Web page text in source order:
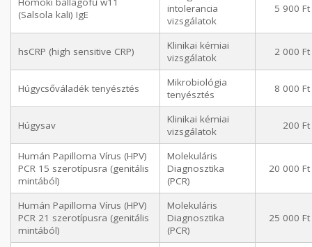
(Salsola kali) IgE
intolerancia
vizsgálatok
5 900 Ft
hsCRP (high sensitive CRP)
Klinikai kémiai
vizsgálatok
2 000 Ft
Húgycsőváladék tenyésztés
Mikrobiológia
tenyésztés
8 000 Ft
Húgysav
Klinikai kémiai
vizsgálatok
200 Ft
Humán Papilloma Vírus (HPV)
PCR 15 szerotípusra (genitális
mintából)
Molekuláris
Diagnosztika
(PCR)
20 000 Ft
Humán Papilloma Vírus (HPV)
PCR 21 szerotípusra (genitális
mintából)
Molekuláris
Diagnosztika
(PCR)
25 000 Ft